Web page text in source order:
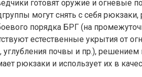
готовят ору­жие и огневые
могут снять с себя
по­рядка БРГ (на
естественные укрытия от
почвы и пр.),
рюкзаки и использует их в